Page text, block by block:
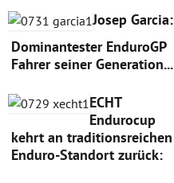
Josep Garcia:
Dominantester EnduroGP
Fahrer seiner Generation...
ECHT
Endurocup
kehrt an traditionsreichen
Enduro-Standort zurück: